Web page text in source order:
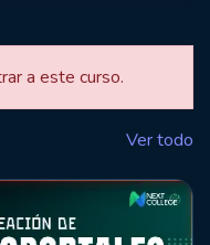
a este curso.
Ver todo